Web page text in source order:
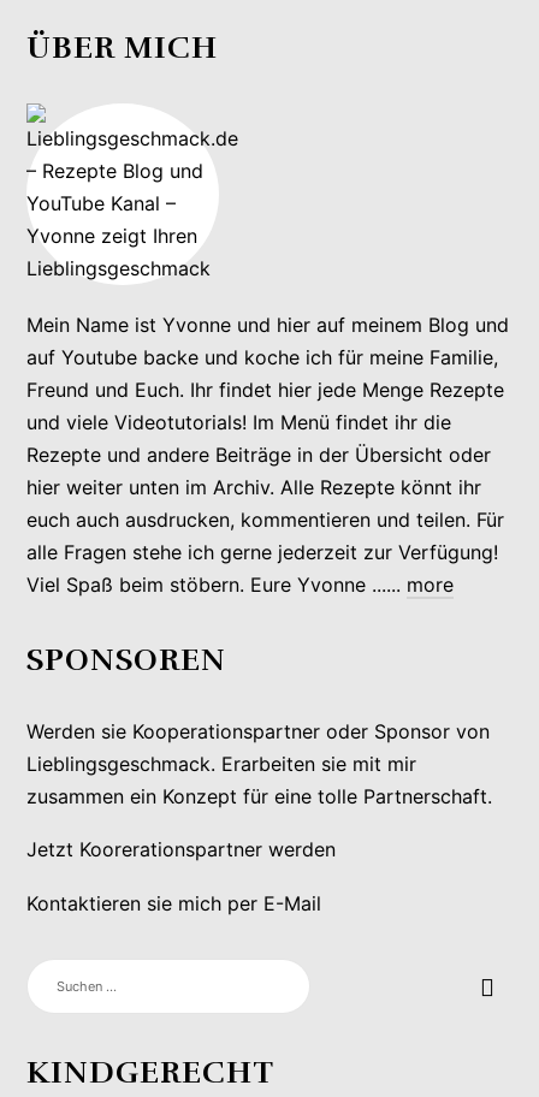
ÜBER MICH
Mein Name ist Yvonne und hier auf meinem Blog und
auf Youtube backe und koche ich für meine Familie,
Freund und Euch. Ihr findet hier jede Menge Rezepte
und viele Videotutorials! Im Menü findet ihr die
Rezepte und andere Beiträge in der Übersicht oder
hier weiter unten im Archiv. Alle Rezepte könnt ihr
euch auch ausdrucken, kommentieren und teilen. Für
alle Fragen stehe ich gerne jederzeit zur Verfügung!
Viel Spaß beim stöbern. Eure Yvonne ...... more
SPONSOREN
Werden sie Kooperationspartner oder Sponsor von
Lieblingsgeschmack. Erarbeiten sie mit mir
zusammen ein Konzept für eine tolle Partnerschaft.
Jetzt Koorerationspartner werden
Kontaktieren sie mich per E-Mail
SUCHEN
NACH:
KINDGERECHT